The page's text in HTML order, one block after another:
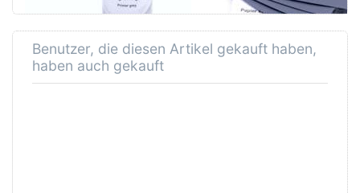
Benutzer, die diesen Artikel gekauft haben,
haben auch gekauft